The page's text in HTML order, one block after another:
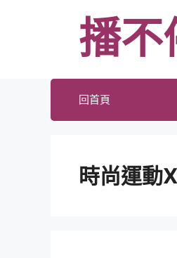
播不
回首頁
時尚運動